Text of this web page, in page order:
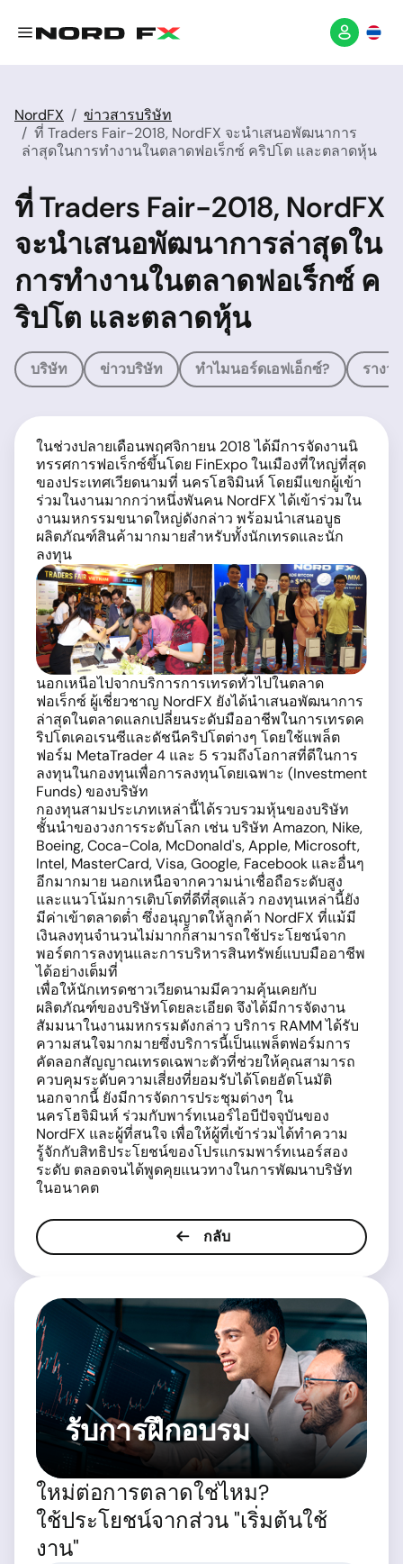
NordFX
ข่าวสารบริษัท
ที่ Traders Fair-2018, NordFX จะนำเสนอพัฒนาการ
ล่าสุดในการทำงานในตลาดฟอเร็กซ์ คริปโต และตลาดหุ้น
ที่ Traders Fair-2018, NordFX
จะนำเสนอพัฒนาการล่าสุดใน
การทำงานในตลาดฟอเร็กซ์ ค
ริปโต และตลาดหุ้น
บริษัท ข่าวบริษัท ทำไมนอร์ดเอฟเอ็กซ์? รางวัล
ในช่วงปลายเดือนพฤศจิกายน 2018 ได้มีการจัดงานนิ
ทรรศการฟอเร็กซ์ขึ้นโดย FinExpo ในเมืองที่ใหญ่ที่สุด
ของประเทศเวียดนามที่ นครโฮจิมินห์ โดยมีแขกผู้เข้า
ร่วมในงานมากกว่าหนึ่งพันคน NordFX ได้เข้าร่วมใน
งานมหกรรมขนาดใหญ่ดังกล่าว พร้อมนำเสนอบูธ
ผลิตภัณฑ์สินค้ามากมายสำหรับทั้งนักเทรดและนัก
ลงทุน
นอกเหนือไปจากบริการการเทรดทั่วไปในตลาด
ฟอเร็กซ์ ผู้เชี่ยวชาญ NordFX ยังได้นำเสนอพัฒนาการ
ล่าสุดในตลาดแลกเปลี่ยนระดับมืออาชีพในการเทรดค
ริปโตเคอเรนซีและดัชนีคริปโตต่างๆ โดยใช้แพล็ต
ฟอร์ม MetaTrader 4 และ 5 รวมถึงโอกาสที่ดีในการ
ลงทุนในกองทุนเพื่อการลงทุนโดยเฉพาะ (Investment
Funds) ของบริษัท
กองทุนสามประเภทเหล่านี้ได้รวบรวมหุ้นของบริษัท
ชั้นนำของวงการระดับโลก เช่น บริษัท Amazon, Nike,
Boeing, Coca-Cola, McDonald's, Apple, Microsoft,
Intel, MasterCard, Visa, Google, Facebook และอื่นๆ
อีกมากมาย นอกเหนือจากความน่าเชื่อถือระดับสูง
และแนวโน้มการเติบโตที่ดีที่สุดแล้ว กองทุนเหล่านี้ยัง
มีค่าเข้าตลาดต่ำ ซึ่งอนุญาตให้ลูกค้า NordFX ที่แม้มี
เงินลงทุนจำนวนไม่มากก็สามารถใช้ประโยชน์จาก
พอร์ตการลงทุนและการบริหารสินทรัพย์แบบมืออาชีพ
ได้อย่างเต็มที่
เพื่อให้นักเทรดชาวเวียดนามมีความคุ้นเคยกับ
ผลิตภัณฑ์ของบริษัทโดยละเอียด จึงได้มีการจัดงาน
สัมมนาในงานมหกรรมดังกล่าว บริการ RAMM ได้รับ
ความสนใจมากมายซึ่งบริการนี้เป็นแพล็ตฟอร์มการ
คัดลอกสัญญาณเทรดเฉพาะตัวที่ช่วยให้คุณสามารถ
ควบคุมระดับความเสี่ยงที่ยอมรับได้โดยอัตโนมัติ
นอกจากนี้ ยังมีการจัดการประชุมต่างๆ ใน
นครโฮจิมินห์ ร่วมกับพาร์ทเนอร์ไอบีปัจจุบันของ
NordFX และผู้ที่สนใจ เพื่อให้ผู้ที่เข้าร่วมได้ทำความ
รู้จักกับสิทธิประโยชน์ของโปรแกรมพาร์ทเนอร์สอง
ระดับ ตลอดจนได้พูดคุยแนวทางในการพัฒนาบริษัท
ในอนาคต
กลับ
รับการฝึกอบรม
ใหม่ต่อการตลาดใช่ไหม?
ใช้ประโยชน์จากส่วน "เริ่มต้นใช้
งาน"